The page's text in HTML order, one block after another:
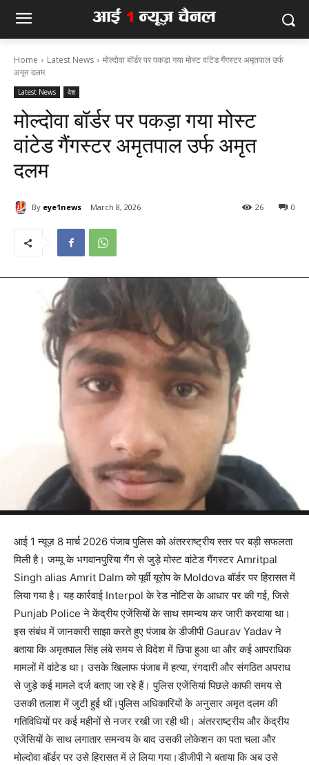
Home Latest News
मोल्दोवा बॉर्डर पर पकड़ा गया मोस्ट वांटेड गैंगस्टर अमृतपाल उर्फ
अमृत दलम
Latest News देश
मोल्दोवा बॉर्डर पर पकड़ा गया मोस्ट
वांटेड गैंगस्टर अमृतपाल उर्फ अमृत
दलम
By eye1news March 8, 2026 0
26
आई 1 न्यूज़ 8 मार्च 2026 पंजाब पुलिस को अंतरराष्ट्रीय स्तर पर बड़ी सफलता
मिली है। जम्मू के भगवानपुरिया गैंग से जुड़े मोस्ट वांटेड गैंगस्टर Amritpal
Singh alias Amrit Dalm को पूर्वी यूरोप के Moldova बॉर्डर पर हिरासत में
लिया गया है। यह कार्रवाई Interpol के रेड नोटिस के आधार पर की गई, जिसे
Punjab Police ने केंद्रीय एजेंसियों के साथ समन्वय कर जारी करवाया था।
इस संबंध में जानकारी साझा करते हुए पंजाब के डीजीपी Gaurav Yadav ने
बताया कि अमृतपाल सिंह लंबे समय से विदेश में छिपा हुआ था और कई आपराधिक
मामलों में वांटेड था। उसके खिलाफ पंजाब में हत्या, रंगदारी और संगठित अपराध
से जुड़े कई मामले दर्ज बताए जा रहे हैं। पुलिस एजेंसियां पिछले काफी समय से
उसकी तलाश में जुटी हुई थीं।पुलिस अधिकारियों के अनुसार अमृत दलम की
गतिविधियों पर कई महीनों से नजर रखी जा रही थी। अंतरराष्ट्रीय और केंद्रीय
एजेंसियों के साथ लगातार समन्वय के बाद उसकी लोकेशन का पता चला और
मोल्दोवा बॉर्डर पर उसे हिरासत में ले लिया गया।डीजीपी ने बताया कि अब उसे